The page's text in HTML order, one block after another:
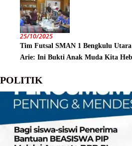
25/10/2025
Tim Futsal SMAN 1 Bengkulu
Arie: Ini Bukti Anak Muda Kita
POLITIK